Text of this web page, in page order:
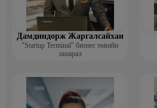
Дамдиндорж Жаргалсайхан
"Startup Terminal" бизнес төвийн
захирал